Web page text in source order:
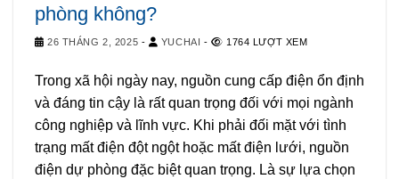
phòng không?
26 THÁNG 2, 2025 - YUCHAI - 1764 LƯỢT XEM
Trong xã hội ngày nay, nguồn cung cấp điện ổn định
và đáng tin cậy là rất quan trọng đối với mọi ngành
công nghiệp và lĩnh vực. Khi phải đối mặt với tình
trạng mất điện đột ngột hoặc mất điện lưới, nguồn
điện dự phòng đặc biệt quan trọng. Là sự lựa chọn